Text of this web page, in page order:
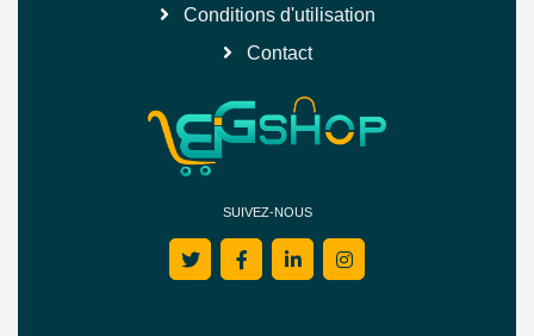
Conditions d'utilisation
Contact
SUIVEZ-NOUS